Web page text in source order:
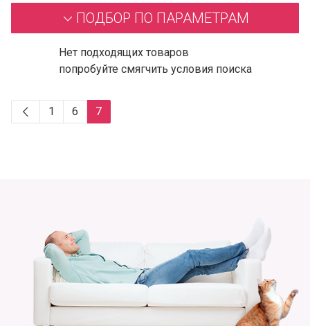
ПОДБОР ПО ПАРАМЕТРАМ
Нет подходящих товаров
попробуйте смягчить условия поиска
1 6 7